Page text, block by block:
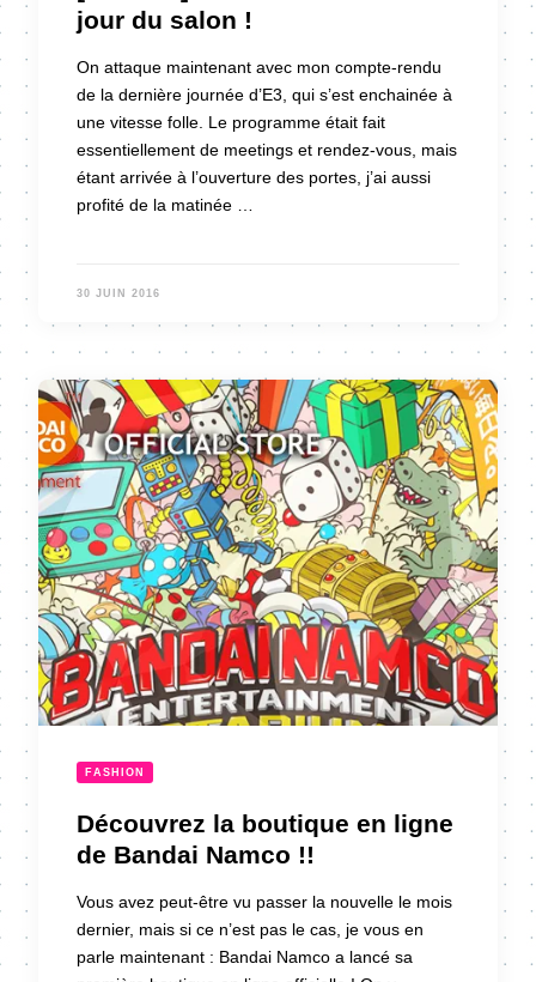
jour du salon !
On attaque maintenant avec mon compte-rendu
de la dernière journée d’E3, qui s’est enchainée à
une vitesse folle. Le programme était fait
essentiellement de meetings et rendez-vous, mais
étant arrivée à l’ouverture des portes, j’ai aussi
profité de la matinée …
30 JUIN 2016
FASHION
Découvrez la boutique en ligne
de Bandai Namco !!
Vous avez peut-être vu passer la nouvelle le mois
dernier, mais si ce n’est pas le cas, je vous en
parle maintenant : Bandai Namco a lancé sa